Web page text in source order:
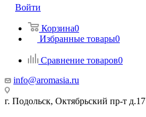
Войти
Корзина0
Избранные товары0
Сравнение товаров0
info@aromasia.ru
г. Подольск, Октябрьский пр-т д.17